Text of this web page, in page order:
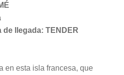
de llegada: TENDER
en esta isla francesa, que